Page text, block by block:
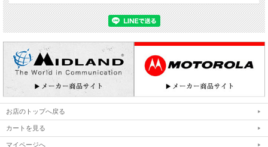
お店のトップへ戻る
カートを見る
マイページへ